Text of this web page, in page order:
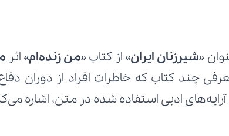
«شیرزنان ایران» از کتاب «من زنده‌ام» اثر
ادبی استفاده شده در متن، اشاره